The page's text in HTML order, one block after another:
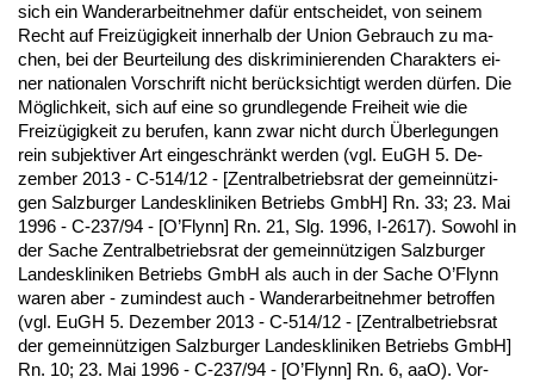
sich ein Wan­der­ar­beit­neh­mer dafür ent­schei­det, von sei­nem
Recht auf Freizügig­keit in­ner­halb der Uni­on Ge­brauch zu ma­
chen, bei der Be­ur­tei­lung des dis­kri­mi­nie­ren­den Cha­rak­ters ei­
ner na­tio­na­len Vor­schrift nicht berück­sich­tigt wer­den dürfen. Die
Möglich­keit, sich auf ei­ne so grund­le­gen­de Frei­heit wie die
Freizügig­keit zu be­ru­fen, kann zwar nicht durch Über­le­gun­gen
rein sub­jek­ti­ver Art ein­ge­schränkt wer­den (vgl. EuGH 5. De­
zem­ber 2013 - C-514/12 - [Zen­tral­be­triebs­rat der ge­meinnützi­
gen Salz­bur­ger Lan­des­kli­ni­ken Be­triebs GmbH] Rn. 33; 23. Mai
1996 - C-237/94 - [O’Flynn] Rn. 21, Slg. 1996, I-2617). So­wohl in
der Sa­che Zen­tral­be­triebs­rat der ge­meinnützi­gen Salz­bur­ger
Lan­des­kli­ni­ken Be­triebs GmbH als auch in der Sa­che O’Flynn
wa­ren aber - zu­min­dest auch - Wan­der­ar­beit­neh­mer be­trof­fen
(vgl. EuGH 5. De­zem­ber 2013 - C-514/12 - [Zen­tral­be­triebs­rat
der ge­meinnützi­gen Salz­bur­ger Lan­des­kli­ni­ken Be­triebs GmbH]
Rn. 10; 23. Mai 1996 - C-237/94 - [O’Flynn] Rn. 6, aaO). Vor­